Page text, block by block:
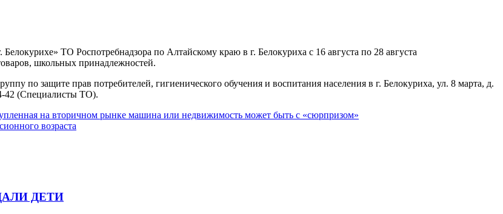
ТО Роспотребнадзора по Алтайскому краю в г. Белокуриха с 16 августа по 28 августа
школьных принадлежностей.
по защите прав потребителей, гигиенического обучения и воспитания населения в г. Белокуриха, ул. 8 марта, д.
42 (Специалисты ТО).
на вторичном рынке машина или недвижимость может быть с «сюрпризом»
возраста
ДЕТИ